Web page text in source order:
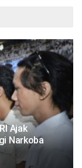
Ajak
Narkoba